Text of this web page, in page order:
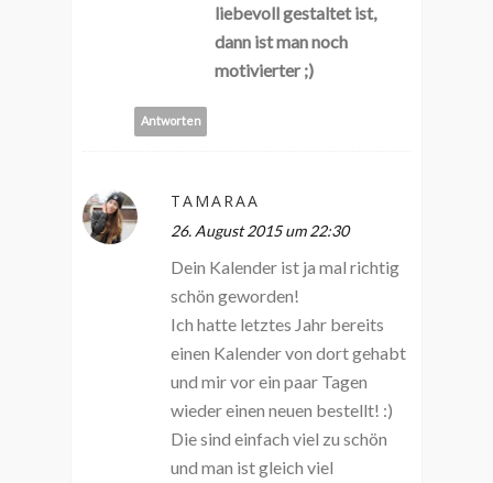
liebevoll gestaltet ist,
dann ist man noch
motivierter ;)
Antworten
TAMARAA
26. August 2015 um 22:30
Dein Kalender ist ja mal richtig
schön geworden!
Ich hatte letztes Jahr bereits
einen Kalender von dort gehabt
und mir vor ein paar Tagen
wieder einen neuen bestellt! :)
Die sind einfach viel zu schön
und man ist gleich viel